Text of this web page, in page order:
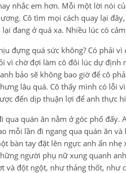
nhắc em hơn. Mỗi một lời nói
Cô tìm mọi cách quay lại
đang ở quá xa. Nhiều lúc có
đựng quá sức không? Có phải
vì chờ đợi làm cô đôi lúc dự định
bảo sẽ không bao giờ để cô
lâu quá. Cô thấy mình có lỗi
đến dịp thuận lợi để anh thực
qua quán ăn nằm ở góc phố
mỗi lần đi ngang qua quán ăn
bàn tay đặt lên ngực anh ấn
người phụ nữ xung quanh
và đột ngột, như thảng thốt, như